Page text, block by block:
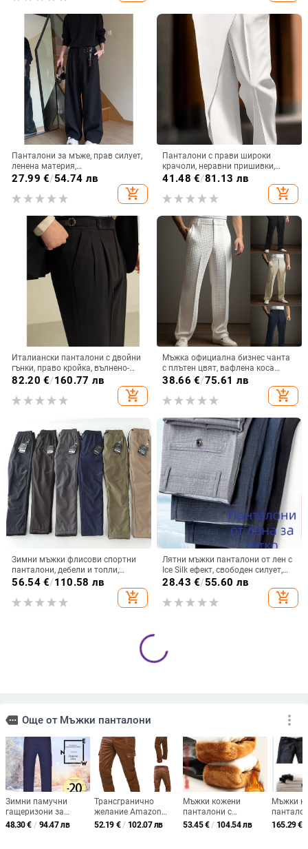
Панталони за мъже, прав силует,
ленена материя,
микроеластичност, пролетни
27.99 €/54.74 лв
add_shopping_cart
Панталони с прави широки
крачоли, неравни пришивки,
копче детайл, микроеластичност,
41.48 €/81.13 лв
add_shopping_cart
Италиански панталони с двойни
гънки, право кройка, вълнено-
смесена материя,
82.20 €/160.77 лв
add_shopping_cart
Мъжка официална бизнес чанта
с плътен цвят, вафлена коса
предна част, права, ежедневна,
ваканционна мода, панталон
38.66 €/75.61 лв
add_shopping_cart
Зимни мъжки флисови спортни
панталони, дебели и топли,
свободна права кройка, с връзка
56.54€/110.58 лв
add_shopping_cart
Лятни мъжки панталони от лен с
Ice Silk ефект, свободен силует,
дълги панталони за мъже на
средна възраст и възрастни
28.43 €/55.60 лв
add_shopping_cart
Мъжки термални панталони с
флис подплата, свободна кройка,
средна талия, смес от химически
влакна, лека еластичност
34.11€ /66.71 лв
add_shopping_cart
Мъжки кожени панталони, мека
кожа с подплата от флийс,
дебели за есенно-зимния сезон,
кройка с права линия, свободен
силует, работни панталони за
мъже от средна възраст и по-
възрастни
35.73 - 53.29€/
69.88 - 104.23 лв
add_shopping_cart